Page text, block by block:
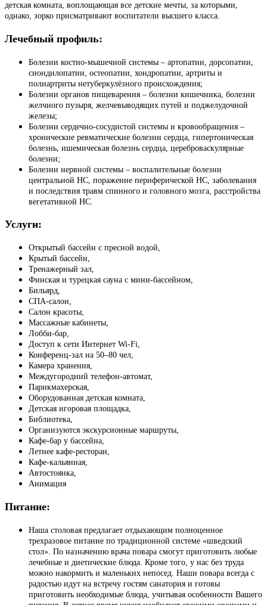
детская комната, воплощающая все детские мечты, за которыми,
однако, зорко присматривают воспитатели высшего класса.
Лечебный профиль:
Болезни костно-мышечной системы – артопатии, дорсопатии,
сиондилопатии, остеопатии, хондропатии, артриты и
полиартриты нетуберкулёзного происхождения;
Болезни органов пищеварения – болезни кишечника, болезни
желчного пузыря, желчевыводящих путей и поджелудочной
железы;
Болезни сердечно-сосудистой системы и кровообращения –
хронические ревматические болезни сердца, гипертоническая
болезнь, ишемическая болезнь сердца, цереброваскулярные
болезни;
Болезни нервной системы – воспалительные болезни
центральной НС, поражение периферической НС, заболевания
и последствия травм спинного и головного мозга, расстройства
вегетативной НС.
Услуги:
Открытый бассейн с пресной водой,
Крытый бассейн,
Тренажерный зал,
Финская и турецкая сауна с мини-бассейном,
Бильярд,
СПА-салон,
Салон красоты,
Массажные кабинеты,
Лобби-бар,
Доступ к сети Интернет Wi-Fi,
Конференц-зал на 50–80 чел,
Камера хранения,
Междугородний телефон-автомат,
Парикмахерская,
Оборудованная детская комната,
Детская игоровая площадка,
Библиотека,
Организуются экскурсионные маршруты,
Кафе-бар у бассейна,
Летнее кафе-ресторан,
Кафе-кальянная,
Автостоянка,
Анимация
Питание:
Наша столовая предлагает отдыхающим полноценное
трехразовое питание по традиционной системе «шведский
стол». По назначению врача повара смогут приготовить любые
лечебные и диетические блюда. Кроме того, у нас без труда
можно накормить и маленьких непосед. Наши повара всегда с
радостью идут на встречу гостям санатория и готовы
приготовить необходимые блюда, учитывая особенности Вашего